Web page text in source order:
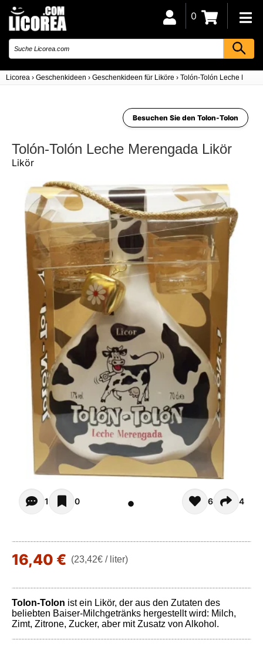
Licorea › Geschenkideen › Geschenkideen für Liköre › Tolón-Tolón Leche
0
Besuchen Sie den Tolon-Tolon
Tolón-Tolón Leche Merengada Likör
Likör
Opiniones (1)
1 0 6 4
16,40 € (23,42€ / liter)
Tolon-Tolon ist ein Likör, der aus den Zutaten des
beliebten Baiser-Milchgetränks hergestellt wird: Milch,
Zimt, Zitrone, Zucker, aber mit Zusatz von Alkohol.